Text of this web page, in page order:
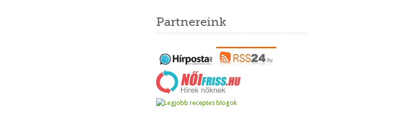
Partnereink